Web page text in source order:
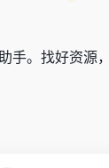
。找好资源